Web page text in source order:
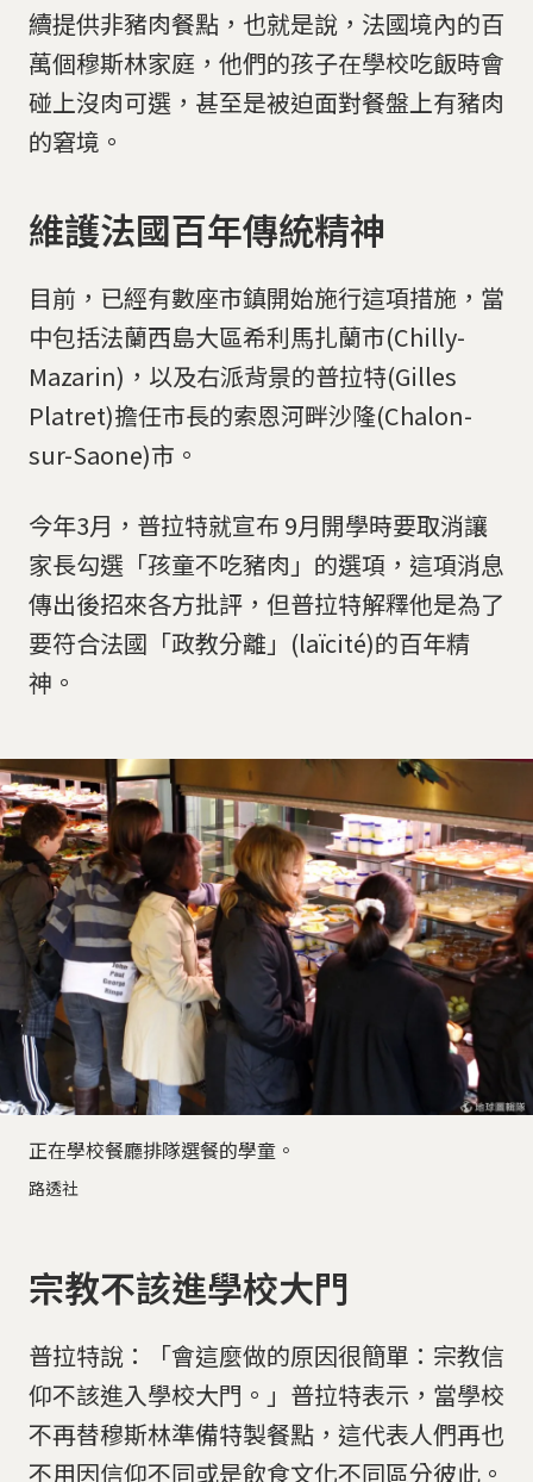
續提供非豬肉餐點，也就是說，法國境內的百
萬個穆斯林家庭，他們的孩子在學校吃飯時會
碰上沒肉可選，甚至是被迫面對餐盤上有豬肉
的窘境。
維護法國百年傳統精神
目前，已經有數座市鎮開始施行這項措施，當
中包括法蘭西島大區希利馬扎蘭市(Chilly-
Mazarin)，以及右派背景的普拉特(Gilles
Platret)擔任市長的索恩河畔沙隆(Chalon-
sur-Saone)市。
今年3月，普拉特就宣布 9月開學時要取消讓
家長勾選「孩童不吃豬肉」的選項，這項消息
傳出後招來各方批評，但普拉特解釋他是為了
要符合法國「政教分離」(laïcité)的百年精
神。
正在學校餐廳排隊選餐的學童。
路透社
宗教不該進學校大門
普拉特說：「會這麼做的原因很簡單：宗教信
仰不該進入學校大門。」普拉特表示，當學校
不再替穆斯林準備特製餐點，這代表人們再也
不用因信仰不同或是飲食文化不同區分彼此。